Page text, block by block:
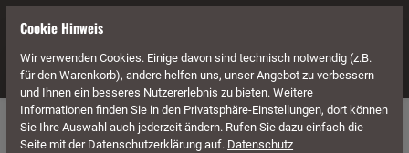
Navigation
Möbel Geflecht Möbel Geflecht Liegen
Cookie Hinweis
Wir verwenden Cookies. Einige davon sind technisch notwendig (z.B.
für den Warenkorb), andere helfen uns, unser Angebot zu verbessern
und Ihnen ein besseres Nutzererlebnis zu bieten. Weitere
Informationen finden Sie in den Privatsphäre-Einstellungen, dort können
Sie Ihre Auswahl auch jederzeit ändern. Rufen Sie dazu einfach die
Seite mit der Datenschutzerklärung auf. Datenschutz